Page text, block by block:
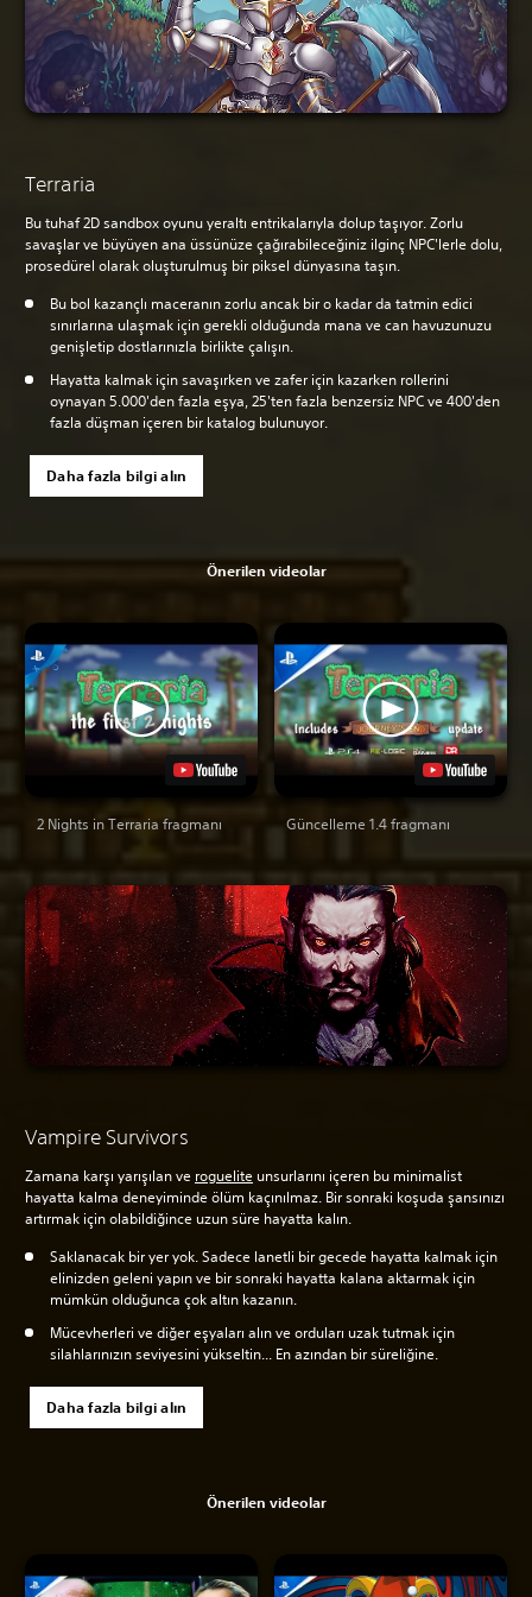
Terraria
Bu tuhaf 2D sandbox oyunu yeraltı entrikalarıyla dolup taşıyor. Zorlu
savaşlar ve büyüyen ana üssünüze çağırabileceğiniz ilginç NPC'lerle dolu,
prosedürel olarak oluşturulmuş bir piksel dünyasına taşın.
Bu bol kazançlı maceranın zorlu ancak bir o kadar da tatmin edici
sınırlarına ulaşmak için gerekli olduğunda mana ve can havuzunuzu
genişletip dostlarınızla birlikte çalışın.
Hayatta kalmak için savaşırken ve zafer için kazarken rollerini
oynayan 5.000'den fazla eşya, 25'ten fazla benzersiz NPC ve 400'den
fazla düşman içeren bir katalog bulunuyor.
Daha fazla bilgi alın
Önerilen videolar
2 Nights in Terraria fragmanı Güncelleme 1.4 fragmanı
Vampire Survivors
Zamana karşı yarışılan ve roguelite unsurlarını içeren bu minimalist
hayatta kalma deneyiminde ölüm kaçınılmaz. Bir sonraki koşuda şansınızı
artırmak için olabildiğince uzun süre hayatta kalın.
Saklanacak bir yer yok. Sadece lanetli bir gecede hayatta kalmak için
elinizden geleni yapın ve bir sonraki hayatta kalana aktarmak için
mümkün olduğunca çok altın kazanın.
Mücevherleri ve diğer eşyaları alın ve orduları uzak tutmak için
silahlarınızın seviyesini yükseltin... En azından bir süreliğine.
Daha fazla bilgi alın
Önerilen videolar